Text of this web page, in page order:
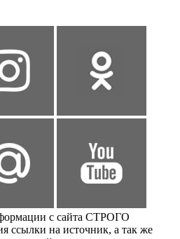
с сайта СТРОГО
на источник, а так же